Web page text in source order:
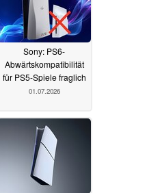
Sony: PS6-
Abwärtskompatibilität
für PS5-Spiele fraglich
01.07.2026